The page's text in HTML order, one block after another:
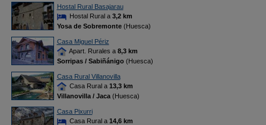
Hostal Rural Basajarau
Hostal Rural a 3,2 km
Yosa de Sobremonte(Huesca)
Casa Miguel Périz
Apart. Rurales a 8,3 km
Sorripas / Sabiñánigo(Huesca)
Casa Rural Villanovilla
Casa Rural a 13,3 km
Villanovilla / Jaca(Huesca)
Casa Pixurri
Casa Rural a 14,6 km